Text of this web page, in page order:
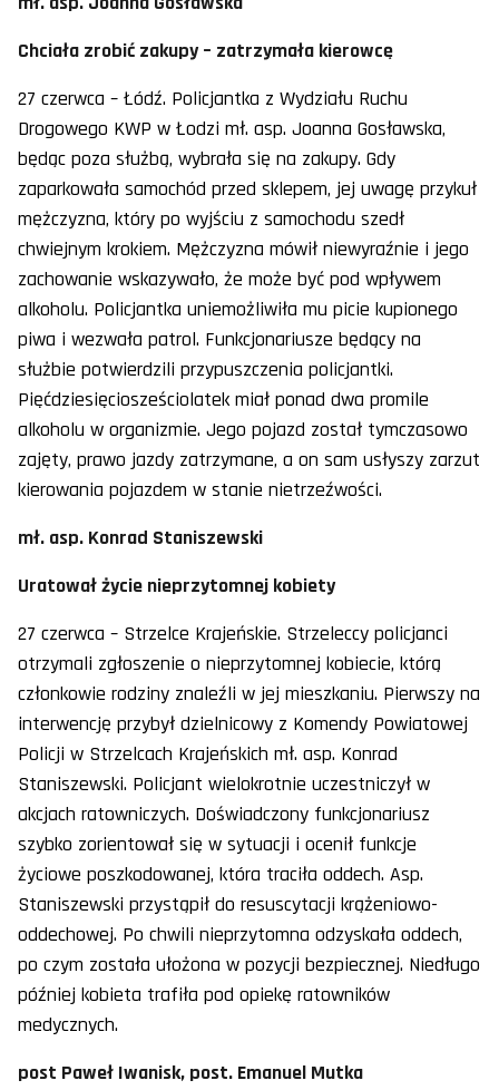
Chciała zrobić zakupy – zatrzymała kierowcę
27 czerwca – Łódź. Policjantka z Wydziału Ruchu
Drogowego KWP w Łodzi mł. asp. Joanna Gosławska,
będąc poza służbą, wybrała się na zakupy. Gdy
zaparkowała samochód przed sklepem, jej uwagę przykuł
mężczyzna, który po wyjściu z samochodu szedł
chwiejnym krokiem. Mężczyzna mówił niewyraźnie i jego
zachowanie wskazywało, że może być pod wpływem
alkoholu. Policjantka uniemożliwiła mu picie kupionego
piwa i wezwała patrol. Funkcjonariusze będący na
służbie potwierdzili przypuszczenia policjantki.
Pięćdziesięciosześciolatek miał ponad dwa promile
alkoholu w organizmie. Jego pojazd został tymczasowo
zajęty, prawo jazdy zatrzymane, a on sam usłyszy zarzut
kierowania pojazdem w stanie nietrzeźwości.
mł. asp. Konrad Staniszewski
Uratował życie nieprzytomnej kobiety
27 czerwca – Strzelce Krajeńskie. Strzeleccy policjanci
otrzymali zgłoszenie o nieprzytomnej kobiecie, którą
członkowie rodziny znaleźli w jej mieszkaniu. Pierwszy na
interwencję przybył dzielnicowy z Komendy Powiatowej
Policji w Strzelcach Krajeńskich mł. asp. Konrad
Staniszewski. Policjant wielokrotnie uczestniczył w
akcjach ratowniczych. Doświadczony funkcjonariusz
szybko zorientował się w sytuacji i ocenił funkcje
życiowe poszkodowanej, która traciła oddech. Asp.
Staniszewski przystąpił do resuscytacji krążeniowo-
oddechowej. Po chwili nieprzytomna odzyskała oddech,
po czym została ułożona w pozycji bezpiecznej. Niedługo
później kobieta trafiła pod opiekę ratowników
medycznych.
post Paweł Iwanisk, post. Emanuel Mutka